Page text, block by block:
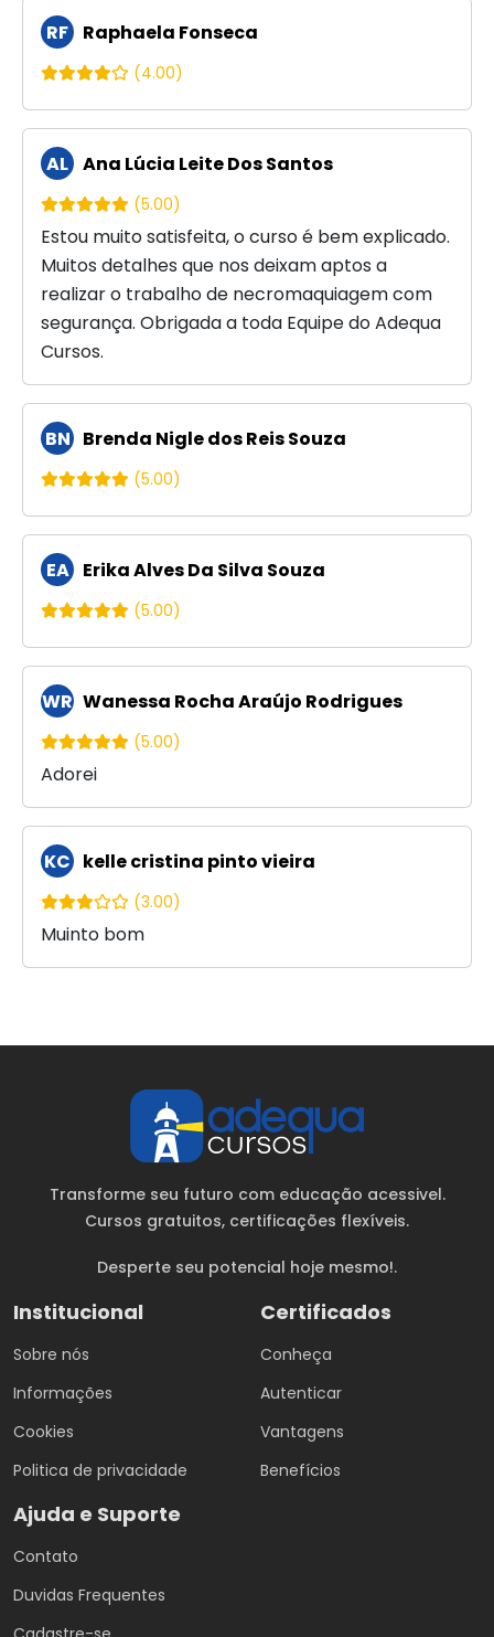
RF Raphaela Fonseca
(4.00)
AL Ana Lúcia Leite Dos Santos
(5.00)
Estou muito satisfeita, o curso é bem explicado.
Muitos detalhes que nos deixam aptos a
realizar o trabalho de necromaquiagem com
segurança. Obrigada a toda Equipe do Adequa
Cursos.
BN Brenda Nigle dos Reis Souza
(5.00)
EA Erika Alves Da Silva Souza
(5.00)
WR Wanessa Rocha Araújo Rodrigues
(5.00)
Adorei
KC kelle cristina pinto vieira
(3.00)
Muinto bom
Transforme seu futuro com educação acessivel.
Cursos gratuitos, certificações flexíveis.
Desperte seu potencial hoje mesmo!.
Institucional
Sobre nós
Informações
Cookies
Politica de privacidade
Certificados
Conheça
Autenticar
Vantagens
Benefícios
Ajuda e Suporte
Contato
Duvidas Frequentes